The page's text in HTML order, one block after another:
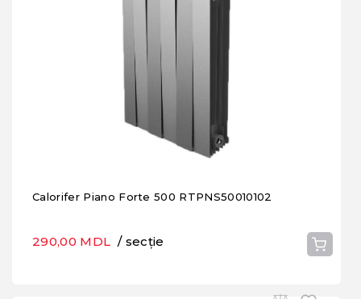
Calorifer Piano Forte 500 RTPNS50010102
290,00 MDL / secție